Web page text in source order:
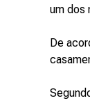
um dos
De